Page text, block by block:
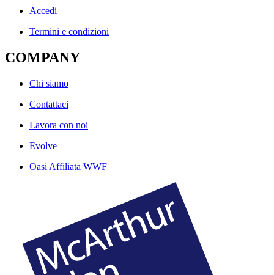
Accedi
Termini e condizioni
COMPANY
Chi siamo
Contattaci
Lavora con noi
Evolve
Oasi Affiliata WWF